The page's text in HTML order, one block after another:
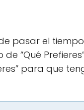
pasar el
“Qué
para que